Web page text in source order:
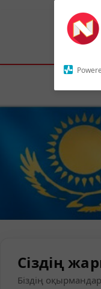
To
the
Сіздің
Біздің